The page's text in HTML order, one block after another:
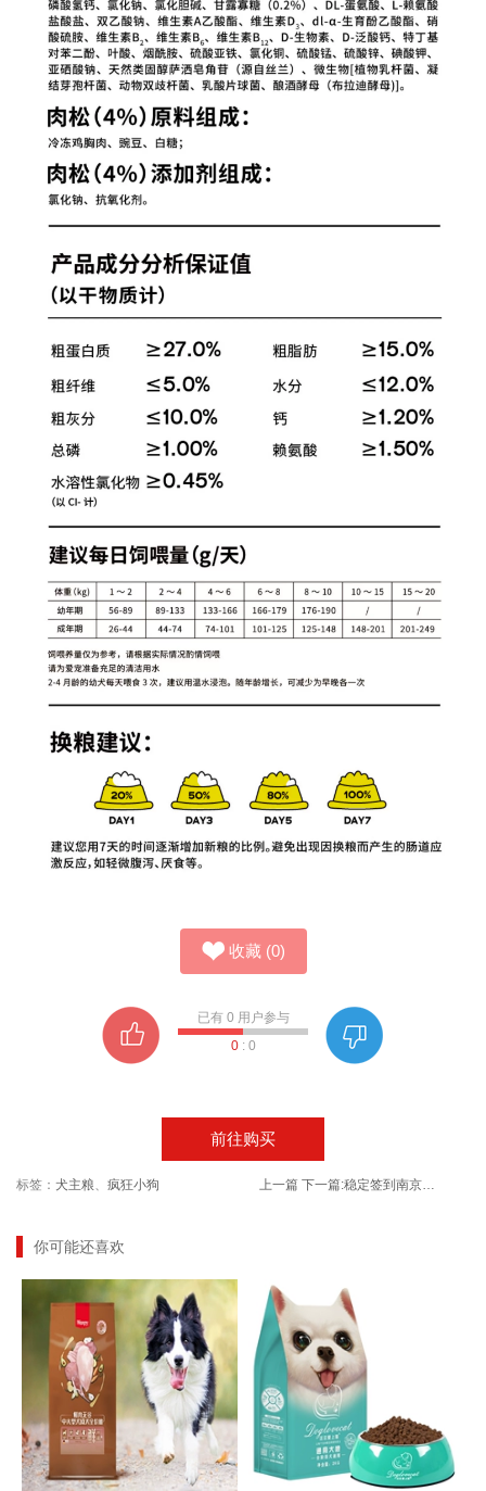
收藏 (0)
已有 0 用户参与
0: 0
前往购买
标签： 犬主粮、 疯狂小狗 上一篇 下一篇: 稳定签到南京同仁堂艾草膝盖颈椎热敷12贴
你可能还喜欢